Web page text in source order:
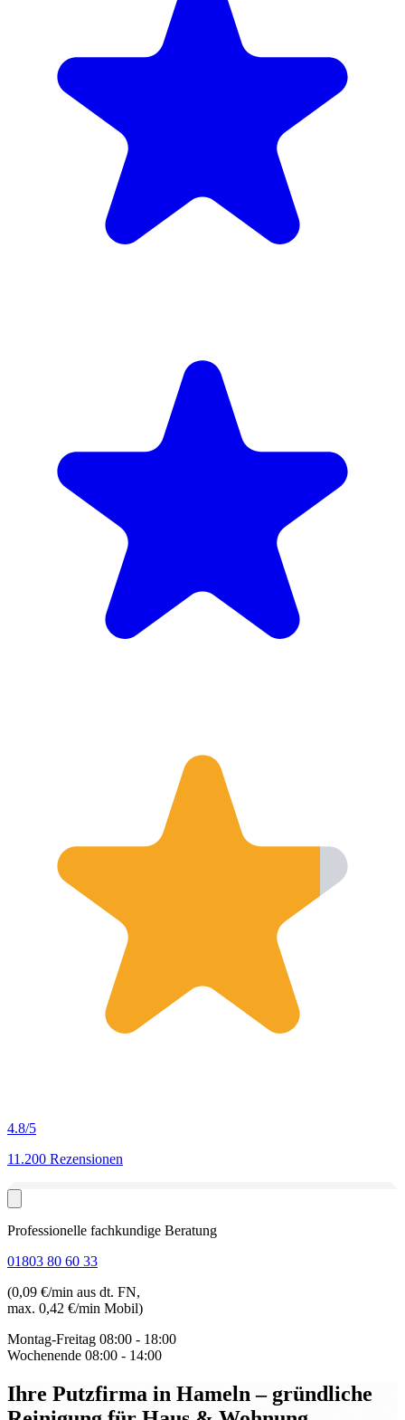
4.8/5
11.200 Rezensionen
Professionelle fachkundige Beratung
01803 80 60 33
(0,09 €/min aus dt. FN,
max. 0,42 €/min Mobil)
Montag-Freitag 08:00 - 18:00
Wochenende 08:00 - 14:00
Ihre Putzfirma in Hameln– gründliche